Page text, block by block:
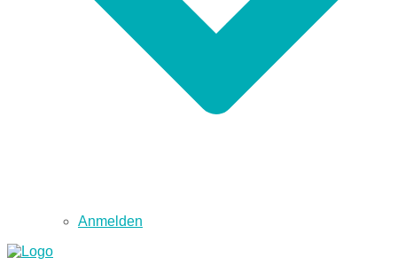
Anmelden